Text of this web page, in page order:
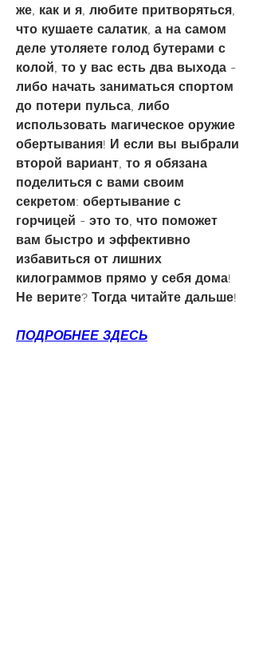
же, как и я, любите притворяться,
что кушаете салатик, а на самом
деле утоляете голод бутерами с
колой, то у вас есть два выхода -
либо начать заниматься спортом
до потери пульса, либо
использовать магическое оружие
обертывания! И если вы выбрали
второй вариант, то я обязана
поделиться с вами своим
секретом: обертывание с
горчицей - это то, что поможет
вам быстро и эффективно
избавиться от лишних
килограммов прямо у себя дома!
Не верите? Тогда читайте дальше!
ПОДРОБНЕЕ ЗДЕСЬ